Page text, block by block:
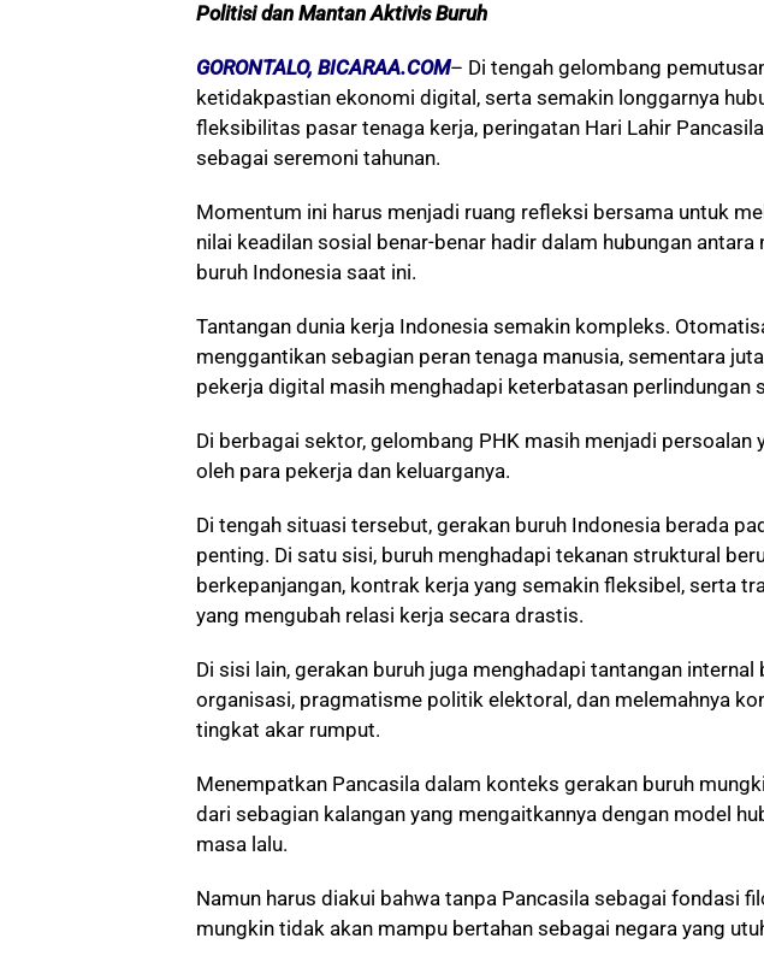
Politisi dan Mantan Aktivis Buruh
GORONTALO, BICARAA.COM– Di tengah gelombang
ketidakpastian ekonomi digital, serta semakin longgarnya
fleksibilitas pasar tenaga kerja, peringatan Hari Lahir
sebagai seremoni tahunan.
Momentum ini harus menjadi ruang refleksi bersama untuk
nilai keadilan sosial benar-benar hadir dalam hubungan antara
buruh Indonesia saat ini.
Tantangan dunia kerja Indonesia semakin kompleks.
menggantikan sebagian peran tenaga manusia, sementara
pekerja digital masih menghadapi keterbatasan perlindungan
Di berbagai sektor, gelombang PHK masih menjadi persoalan
oleh para pekerja dan keluarganya.
Di tengah situasi tersebut, gerakan buruh Indonesia berada
penting. Di satu sisi, buruh menghadapi tekanan struktural
berkepanjangan, kontrak kerja yang semakin fleksibel, serta
yang mengubah relasi kerja secara drastis.
Di sisi lain, gerakan buruh juga menghadapi tantangan
organisasi, pragmatisme politik elektoral, dan melemahnya
tingkat akar rumput.
Menempatkan Pancasila dalam konteks gerakan buruh
dari sebagian kalangan yang mengaitkannya dengan model
masa lalu.
Namun harus diakui bahwa tanpa Pancasila sebagai fondasi
mungkin tidak akan mampu bertahan sebagai negara yang